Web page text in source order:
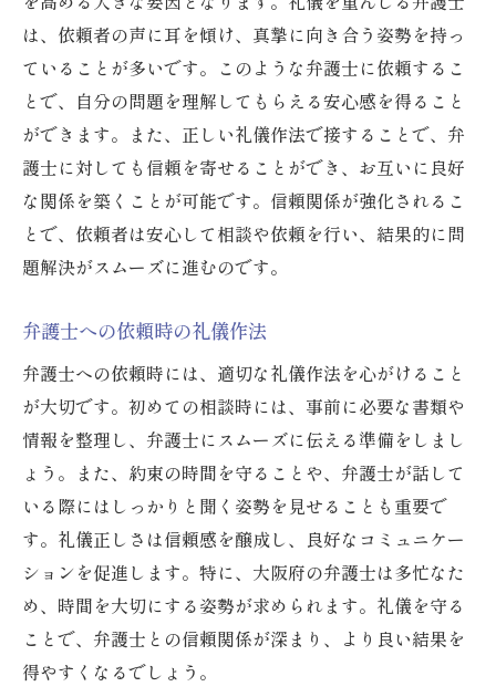
は、依頼者の声に耳を傾け、真摯に向き合う姿勢を持っ
ていることが多いです。このような弁護士に依頼するこ
とで、自分の問題を理解してもらえる安心感を得ること
ができます。また、正しい礼儀作法で接することで、弁
護士に対しても信頼を寄せることができ、お互いに良好
な関係を築くことが可能です。信頼関係が強化されるこ
とで、依頼者は安心して相談や依頼を行い、結果的に問
題解決がスムーズに進むのです。
弁護士への依頼時の礼儀作法
弁護士への依頼時には、適切な礼儀作法を心がけること
が大切です。初めての相談時には、事前に必要な書類や
情報を整理し、弁護士にスムーズに伝える準備をしまし
ょう。また、約束の時間を守ることや、弁護士が話して
いる際にはしっかりと聞く姿勢を見せることも重要で
す。礼儀正しさは信頼感を醸成し、良好なコミュニケー
ションを促進します。特に、大阪府の弁護士は多忙なた
め、時間を大切にする姿勢が求められます。礼儀を守る
ことで、弁護士との信頼関係が深まり、より良い結果を
得やすくなるでしょう。